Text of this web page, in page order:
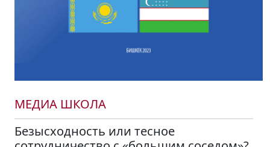
МЕДИА ШКОЛА
Безысходность или тесное